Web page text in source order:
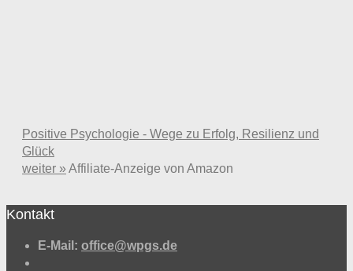
Positive Psychologie - Wege zu Erfolg, Resilienz und
Glück
weiter »Affiliate-Anzeige von Amazon
Kontakt
E-Mail: office@wpgs.de